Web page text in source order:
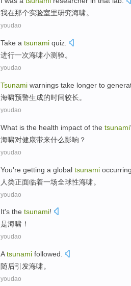
我在那个实验室里研究海啸。
youdao
Take a tsunami quiz
进行一次海啸小测验。
youdao
Tsunami warnings take longer to
海啸预警生成的时间较长。
youdao
What is the health impact of the tsunami
海啸对健康带来什么影响 ？
youdao
You're getting a global tsunami occurring
人类正面临着一场全球性海啸。
youdao
It's the tsunami!
是海啸 ！
youdao
Atsunami followed.
随后引发海啸。
youdao